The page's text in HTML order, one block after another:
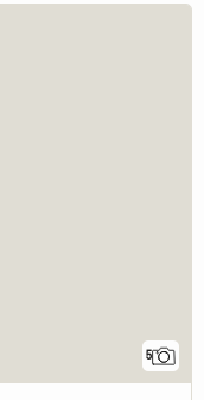
5